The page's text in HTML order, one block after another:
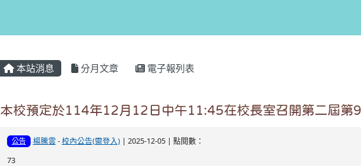
本站消息 分月文章 電子報列表
本校預定於114年12月12日中午11:45在校長室召開第二屆第
公告 楊騰雲 -校內公告(需登入)| 2025-12-05 | 點閱數：
73